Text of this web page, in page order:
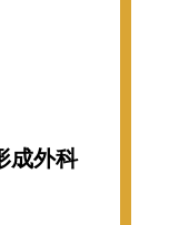
成外科